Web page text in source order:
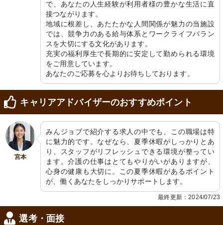
で、あなたの人生経験が利用者様の豊かな生活に直
接つながります。
地域に根差し、あたたかな人間関係が魅力の当施設
では、競争力のある給与体系とワークライフバラン
スを大切にする文化があります。
充実の福利厚生で長期的に安定して勤められる環境
をご用意しています。
あなたのご応募を心よりお待ちしております。
キャリアアドバイザーのおすすめポイント
宮本
みんジョブで紹介する求人の中でも、この職場は特
に魅力的です。なぜなら、夏季休暇がしっかりとあ
り、スタッフがリフレッシュできる環境が整ってい
ます。介護の仕事はとてもやりがいがありますが、
心身の健康も大切に。この夏季休暇があるポイント
が、働くあなたをしっかりサポートします。
最終更新：2024/07/23
選考・面接